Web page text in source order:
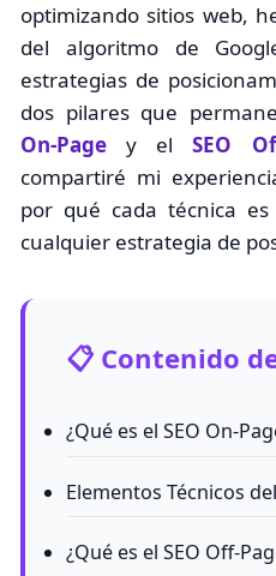
optimizando sitios web,
del algoritmo de
estrategias de
dos pilares que
On-Page y elSEO
compartiré mi
por qué cada técnica
cualquier estrategia de
📋 Contenido
¿Qué es el SEO On-
Elementos Técnicos
¿Qué es el SEO Off-